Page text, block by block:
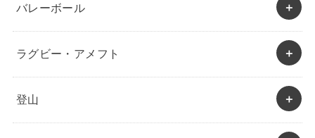
バレーボール
ラグビー・アメフト
登山